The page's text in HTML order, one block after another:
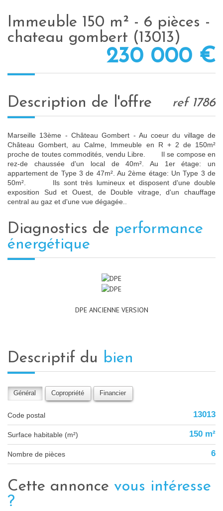
immeuble 150 m² - 6 pièces -
chateau gombert (13013)
230 000 €
description de l'offre ref 1786
Marseille 13ème - Château Gombert - Au coeur du village de
Château Gombert, au Calme, Immeuble en R + 2 de 150m²
proche de toutes commodités, vendu Libre. Il se compose en
rez-de chaussée d'un local de 40m². Au 1er étage: un
appartement de Type 3 de 47m². Au 2ème étage: Un Type 3 de
50m². Ils sont très lumineux et disposent d'une double
exposition Sud et Ouest, de Double vitrage, d'un chauffage
central au gaz et d'une vue dégagée..
diagnostics de performance
énergétique
DPE ANCIENNE VERSION
descriptif du bien
Général Copropriété Financier
Code postal 13013
Surface habitable (m²) 150 m²
Nombre de pièces 6
cette annonce vous intéresse
?